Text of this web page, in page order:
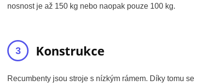
nosnost je až 150 kg nebo naopak pouze 100 kg.
Konstrukce
Recumbenty jsou stroje s nízkým rámem. Díky tomu se